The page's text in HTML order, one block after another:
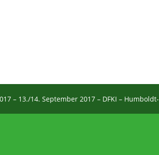
– 13./14. September 2017 – DFKI –